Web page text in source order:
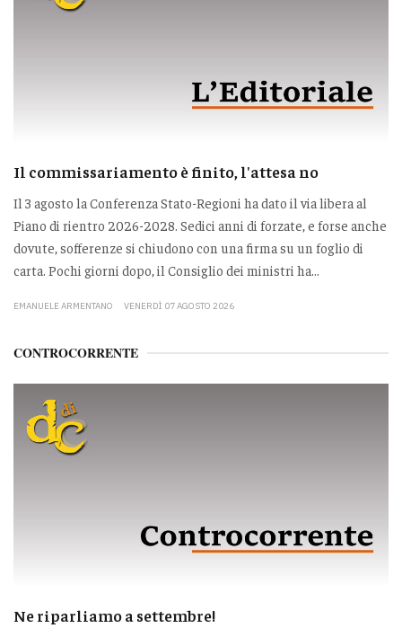
Il commissariamento è finito, l'attesa no
Il 3 agosto la Conferenza Stato-Regioni ha dato il via libera al
Piano di rientro 2026-2028. Sedici anni di forzate, e forse anche
dovute, sofferenze si chiudono con una firma su un foglio di
carta. Pochi giorni dopo, il Consiglio dei ministri ha...
EMANUELE ARMENTANO VENERDÌ 07 AGOSTO 2026
CONTROCORRENTE
Ne riparliamo a settembre!